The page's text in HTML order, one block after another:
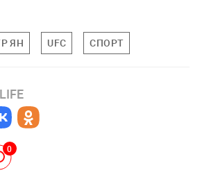
ЯН UFC СПОРТ
0